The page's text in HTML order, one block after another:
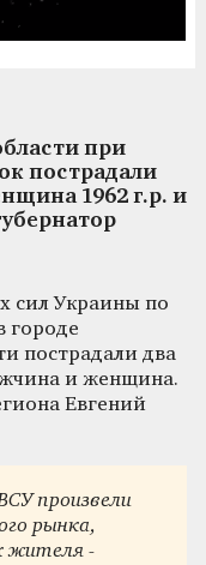
при
пострадали
1962 г.р. и
сил Украины по
городе
пострадали два
и женщина.
Евгений
произвели
рынка,
жителя -